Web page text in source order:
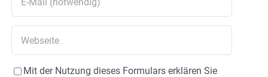
Mit der Nutzung dieses Formulars erklären Sie